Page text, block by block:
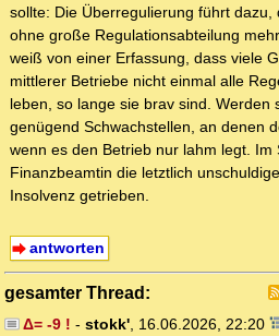
sollte: Die Überregulierung führt dazu,
ohne große Regulationsabteilung
weiß von einer Erfassung, dass viele
mittlerer Betriebe nicht einmal alle
leben, so lange sie brav sind. Werden
genügend Schwachstellen, an denen
wenn es den Betrieb nur lahm legt.
Finanzbeamtin die letztlich
Insolvenz getrieben.
antworten
gesamter Thread:
Δ= -9 ! - stokk', 16.06.2026, 22:20